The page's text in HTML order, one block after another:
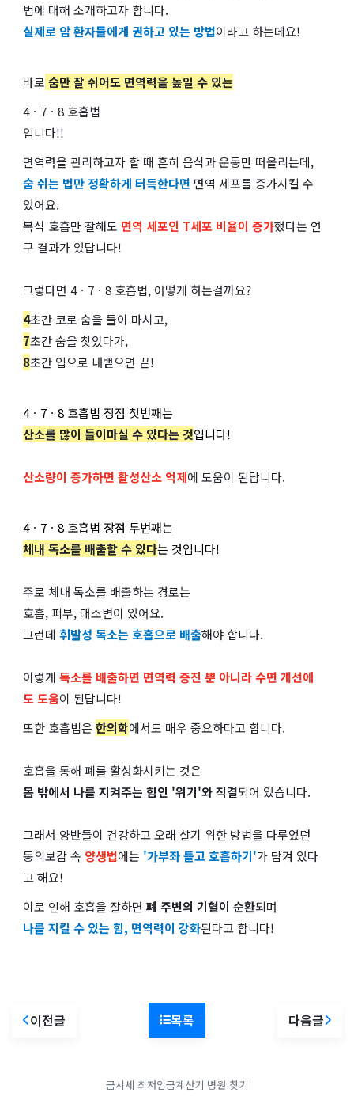
법에 대해 소개하고자 합니다.
실제로 암 환자들에게 권하고 있는 방법이라고 하는데요!
바로 숨만 잘 쉬어도 면역력을 높일 수 있는
4ㆍ7ㆍ8 호흡법
입니다!!
면역력을 관리하고자 할 때 흔히 음식과 운동만 떠올리는데,
숨 쉬는 법만 정확하게 터득한다면 면역 세포를 증가시킬 수
있어요.
복식 호흡만 잘해도 면역 세포인 T세포 비율이 증가했다는 연
구 결과가 있답니다!
그렇다면 4ㆍ7ㆍ8 호흡법, 어떻게 하는걸까요?
4초간 코로 숨을 들이 마시고,
7초간 숨을 찾았다가,
8초간 입으로 내뱉으면 끝!
4ㆍ7ㆍ8 호흡법 장점 첫번째는
산소를 많이 들이마실 수 있다는 것입니다!
산소량이 증가하면 활성산소 억제에 도움이 된답니다.
4ㆍ7ㆍ8 호흡법 장점 두번째는
체내 독소를 배출할 수 있다는 것입니다!
주로 체내 독소를 배출하는 경로는
호흡, 피부, 대소변이 있어요.
그런데 휘발성 독소는 호흡으로 배출해야 합니다.
이렇게 독소를 배출하면 면역력 증진 뿐 아니라 수면 개선에
도 도움이 된답니다!
또한 호흡법은 한의학에서도 매우 중요하다고 합니다.
호흡을 통해 폐를 활성화시키는 것은
몸 밖에서 나를 지켜주는 힘인 '위기'와 직결되어 있습니다.
그래서 양반들이 건강하고 오래 살기 위한 방법을 다루었던
동의보감 속 양생법에는 '가부좌 틀고 호흡하기'가 담겨 있다
고 해요!
이로 인해 호흡을 잘하면 폐 주변의 기혈이 순환되며
나를 지킬 수 있는 힘, 면역력이 강화된다고 합니다!
이전글 목록 다음글
금시세 최저임금계산기 병원 찾기